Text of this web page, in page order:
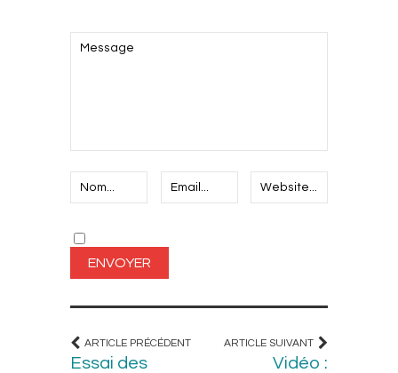
ARTICLE PRÉCÉDENT
Essai des
ARTICLE SUIVANT
Vidéo :